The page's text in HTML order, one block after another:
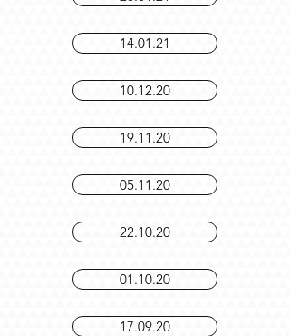
28.01.21
14.01.21
10.12.20
19.11.20
05.11.20
22.10.20
01.10.20